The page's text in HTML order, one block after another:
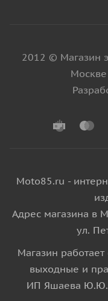
2012 © Магазин
Moto85.ru -
Адрес магазина в
ул.
Магазин
выходные и
ИП Яшаева Ю.Ю.